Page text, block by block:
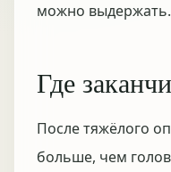
можно выдержать.
Где
После тяжёлого
больше, чем